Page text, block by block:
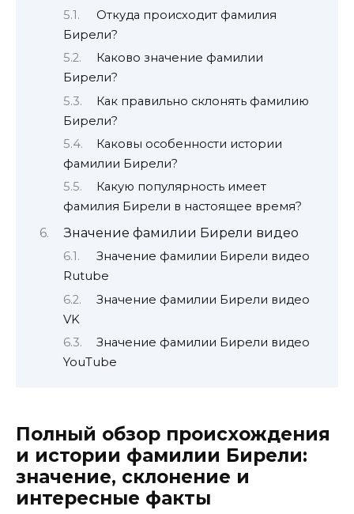
Откуда происходит фамилия
Бирели?
Каково значение фамилии
Бирели?
Как правильно склонять фамилию
Бирели?
Каковы особенности истории
фамилии Бирели?
Какую популярность имеет
фамилия Бирели в настоящее время?
Значение фамилии Бирели видео
Значение фамилии Бирели видео
Rutube
Значение фамилии Бирели видео
VK
Значение фамилии Бирели видео
YouTube
Полный обзор происхождения
и истории фамилии Бирели:
значение, склонение и
интересные факты